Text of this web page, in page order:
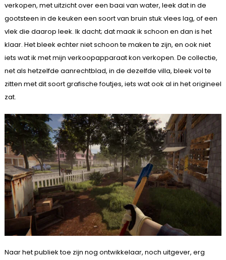
verkopen, met uitzicht over een baai van water, leek dat in de
gootsteen in de keuken een soort van bruin stuk vlees lag, of een
vlek die daarop leek. Ik dacht; dat maak ik schoon en dan is het
klaar. Het bleek echter niet schoon te maken te zijn, en ook niet
iets wat ik met mijn verkoopapparaat kon verkopen. De collectie,
net als hetzelfde aanrechtblad, in de dezelfde villa, bleek vol te
zitten met dit soort grafische foutjes, iets wat ook al in het origineel
zat.
Naar het publiek toe zijn nog ontwikkelaar, noch uitgever, erg